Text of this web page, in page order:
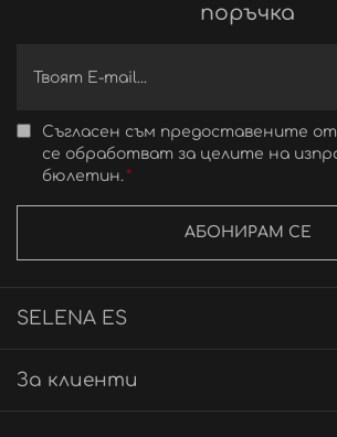
поръчка
Съгласен съм предоставените
се обработват за целите на
бюлетин.
АБОНИРАМ СЕ
SELENA ES
За клиенти